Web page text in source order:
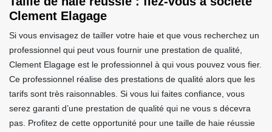
Clement Elagage
Si vous envisagez de tailler votre haie et que vous recherchez un
professionnel qui peut vous fournir une prestation de qualité,
Clement Elagage est le professionnel à qui vous pouvez vous fier.
Ce professionnel réalise des prestations de qualité alors que les
tarifs sont très raisonnables. Si vous lui faites confiance, vous
serez garanti d’une prestation de qualité qui ne vous s décevra
pas. Profitez de cette opportunité pour une taille de haie réussie